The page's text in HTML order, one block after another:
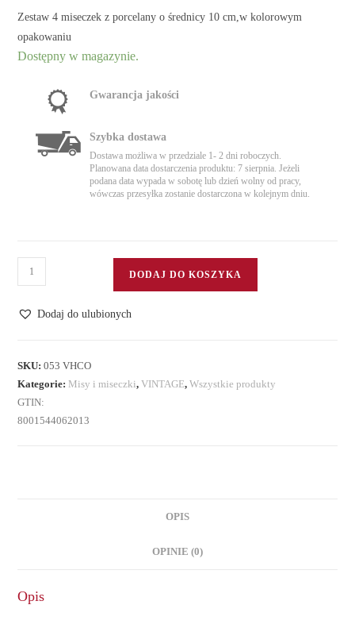
Zestaw 4 miseczek z porcelany o średnicy 10 cm,w kolorowym
opakowaniu
Dostępny w magazynie.
Gwarancja jakości
Szybka dostawa
Dostawa możliwa w przedziale 1- 2 dni roboczych.
Planowana data dostarczenia produktu: 7 sierpnia. Jeżeli
podana data wypada w sobotę lub dzień wolny od pracy,
wówczas przesyłka zostanie dostarczona w kolejnym dniu.
ilość
Zestaw
4
porcelany
DODAJ DO KOSZYKA
Dodaj do ulubionych
SKU:053 VHCO
Kategorie: Misy i miseczki,VINTAGE,Wszystkie produkty
GTIN:
8001544062013
OPIS
OPINIE (0)
Opis